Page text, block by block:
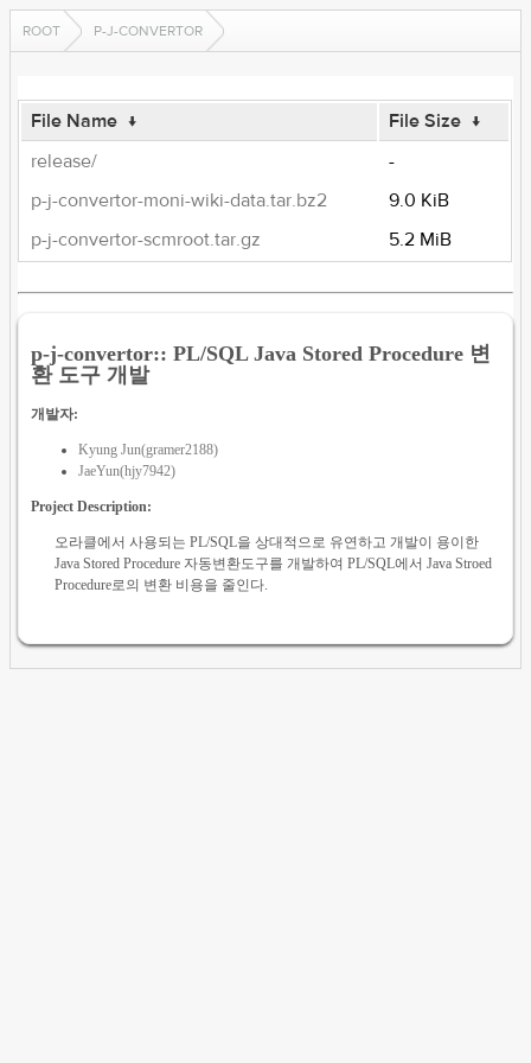
ROOT P-J-CONVERTOR
File Name ↓ File Size ↓
release/
-
p-j-convertor-moni-wiki-data.tar.bz2
9.0 KiB
p-j-convertor-scmroot.tar.gz
5.2 MiB
p-j-convertor:: PL/SQL Java Stored Procedure 변
환 도구 개발
개발자:
Kyung Jun(gramer2188)
JaeYun(hjy7942)
Project Description:
오라클에서 사용되는 PL/SQL을 상대적으로 유연하고 개발이 용이한
Java Stored Procedure 자동변환도구를 개발하여 PL/SQL에서 Java Stroed
Procedure로의 변환 비용을 줄인다.